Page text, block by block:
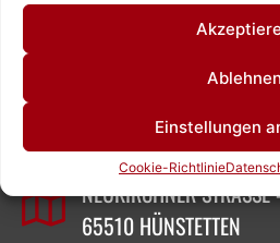
Ablehnen
Einstellungen
Cookie-Richtlinie
SASCHA ZEIGNER
NEUKIRCHNER STRASSE 4
65510 HÜNSTETTEN